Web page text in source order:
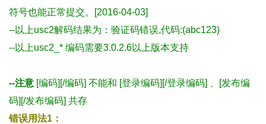
符号也能正常提交。[2016-04-03]
--以上usc2解码结果为：验证码错误,代码:(abc123)
--以上usc2_* 编码需要3.0.2.6以上版本支持
--注意 [编码][/编码] 不能和 [登录编码][/登录编码] 、[发布编
码][/发布编码] 共存
错误用法1：